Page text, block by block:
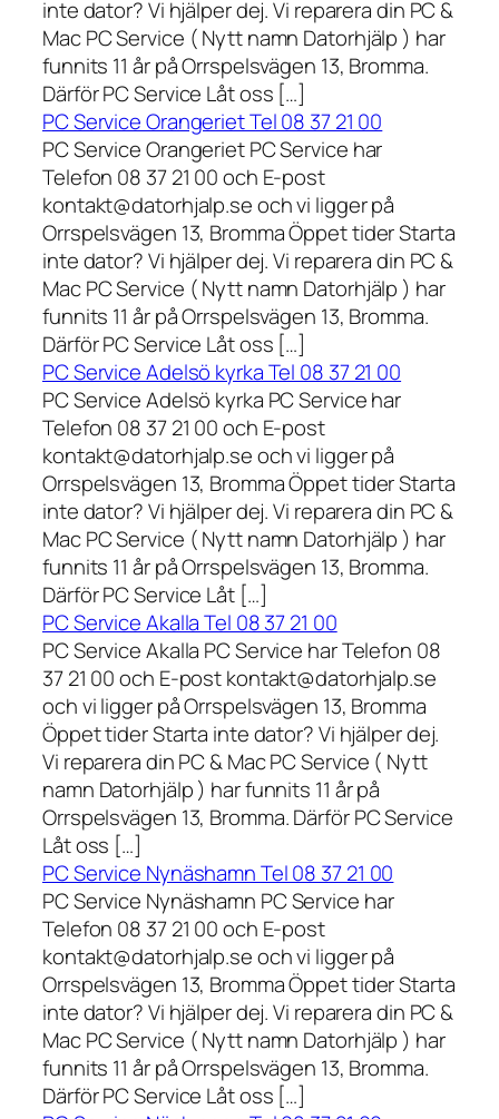
inte dator? Vi hjälper dej. Vi reparera din PC &
Mac PC Service ( Nytt namn Datorhjälp ) har
funnits 11 år på Orrspelsvägen 13, Bromma.
Därför PC Service Låt oss […]
PC Service Orangeriet Tel 08 37 21 00
PC Service Orangeriet PC Service har
Telefon 08 37 21 00 och E-post
kontakt@datorhjalp.se och vi ligger på
Orrspelsvägen 13, Bromma Öppet tider Starta
inte dator? Vi hjälper dej. Vi reparera din PC &
Mac PC Service ( Nytt namn Datorhjälp ) har
funnits 11 år på Orrspelsvägen 13, Bromma.
Därför PC Service Låt oss […]
PC Service Adelsö kyrka Tel 08 37 21 00
PC Service Adelsö kyrka PC Service har
Telefon 08 37 21 00 och E-post
kontakt@datorhjalp.se och vi ligger på
Orrspelsvägen 13, Bromma Öppet tider Starta
inte dator? Vi hjälper dej. Vi reparera din PC &
Mac PC Service ( Nytt namn Datorhjälp ) har
funnits 11 år på Orrspelsvägen 13, Bromma.
Därför PC Service Låt […]
PC Service Akalla Tel 08 37 21 00
PC Service Akalla PC Service har Telefon 08
37 21 00 och E-post kontakt@datorhjalp.se
och vi ligger på Orrspelsvägen 13, Bromma
Öppet tider Starta inte dator? Vi hjälper dej.
Vi reparera din PC & Mac PC Service ( Nytt
namn Datorhjälp ) har funnits 11 år på
Orrspelsvägen 13, Bromma. Därför PC Service
Låt oss […]
PC Service Nynäshamn Tel 08 37 21 00
PC Service Nynäshamn PC Service har
Telefon 08 37 21 00 och E-post
kontakt@datorhjalp.se och vi ligger på
Orrspelsvägen 13, Bromma Öppet tider Starta
inte dator? Vi hjälper dej. Vi reparera din PC &
Mac PC Service ( Nytt namn Datorhjälp ) har
funnits 11 år på Orrspelsvägen 13, Bromma.
Därför PC Service Låt oss […]